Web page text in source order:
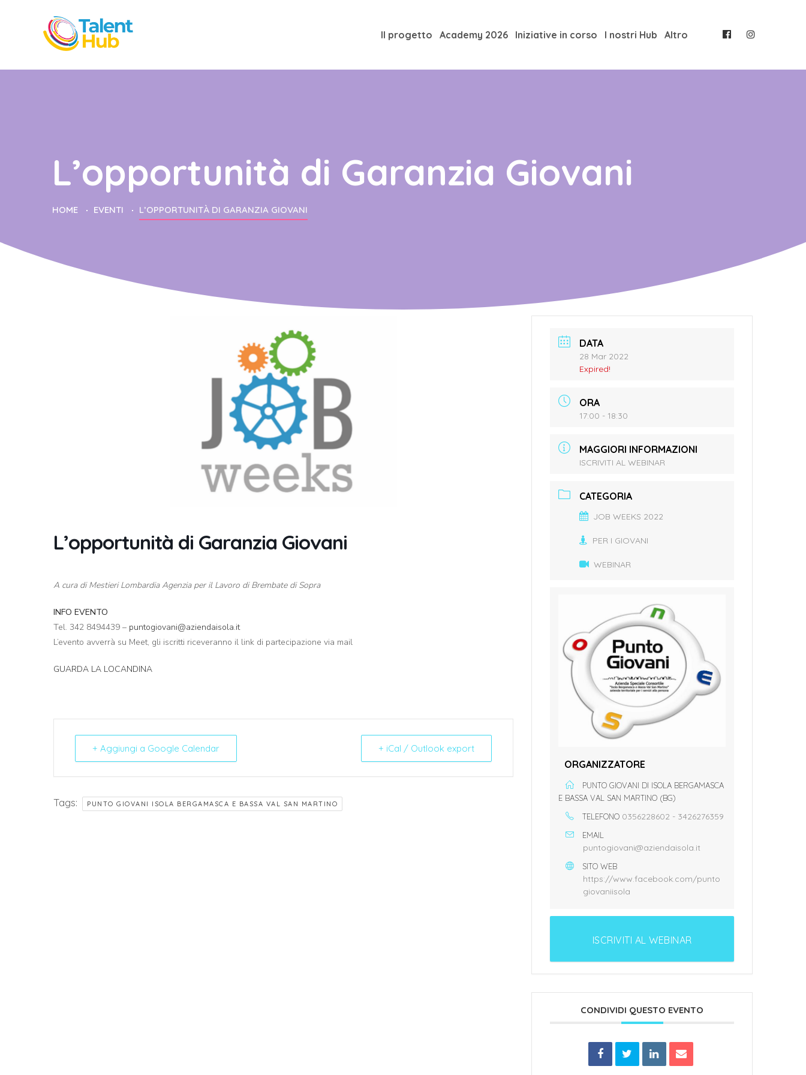
Il progetto Academy 2026 Iniziative in corso I nostri Hub Altro
L’opportunità di Garanzia Giovani
HOME EVENTI L’OPPORTUNITÀ DI GARANZIA GIOVANI
L’opportunità di Garanzia Giovani
A cura di Mestieri Lombardia Agenzia per il Lavoro di Brembate di Sopra
INFO EVENTO
Tel. 342 8494439 – puntogiovani@aziendaisola.it
L’evento avverrà su Meet, gli iscritti riceveranno il link di partecipazione via mail
GUARDA LA LOCANDINA
+ Aggiungi a Google Calendar + iCal / Outlook export
Tags: PUNTO GIOVANI ISOLA BERGAMASCA E BASSA VAL SAN MARTINO
DATA
28 Mar 2022
Expired!
ORA
17:00 - 18:30
MAGGIORI INFORMAZIONI
ISCRIVITI AL WEBINAR
CATEGORIA
JOB WEEKS 2022
PER I GIOVANI
WEBINAR
ORGANIZZATORE
PUNTO GIOVANI DI ISOLA BERGAMASCA
E BASSA VAL SAN MARTINO (BG)
TELEFONO 0356228602 - 3426276359
EMAIL
puntogiovani@aziendaisola.it
SITO WEB
https://www.facebook.com/punto
giovaniisola
ISCRIVITI AL WEBINAR
CONDIVIDI QUESTO EVENTO